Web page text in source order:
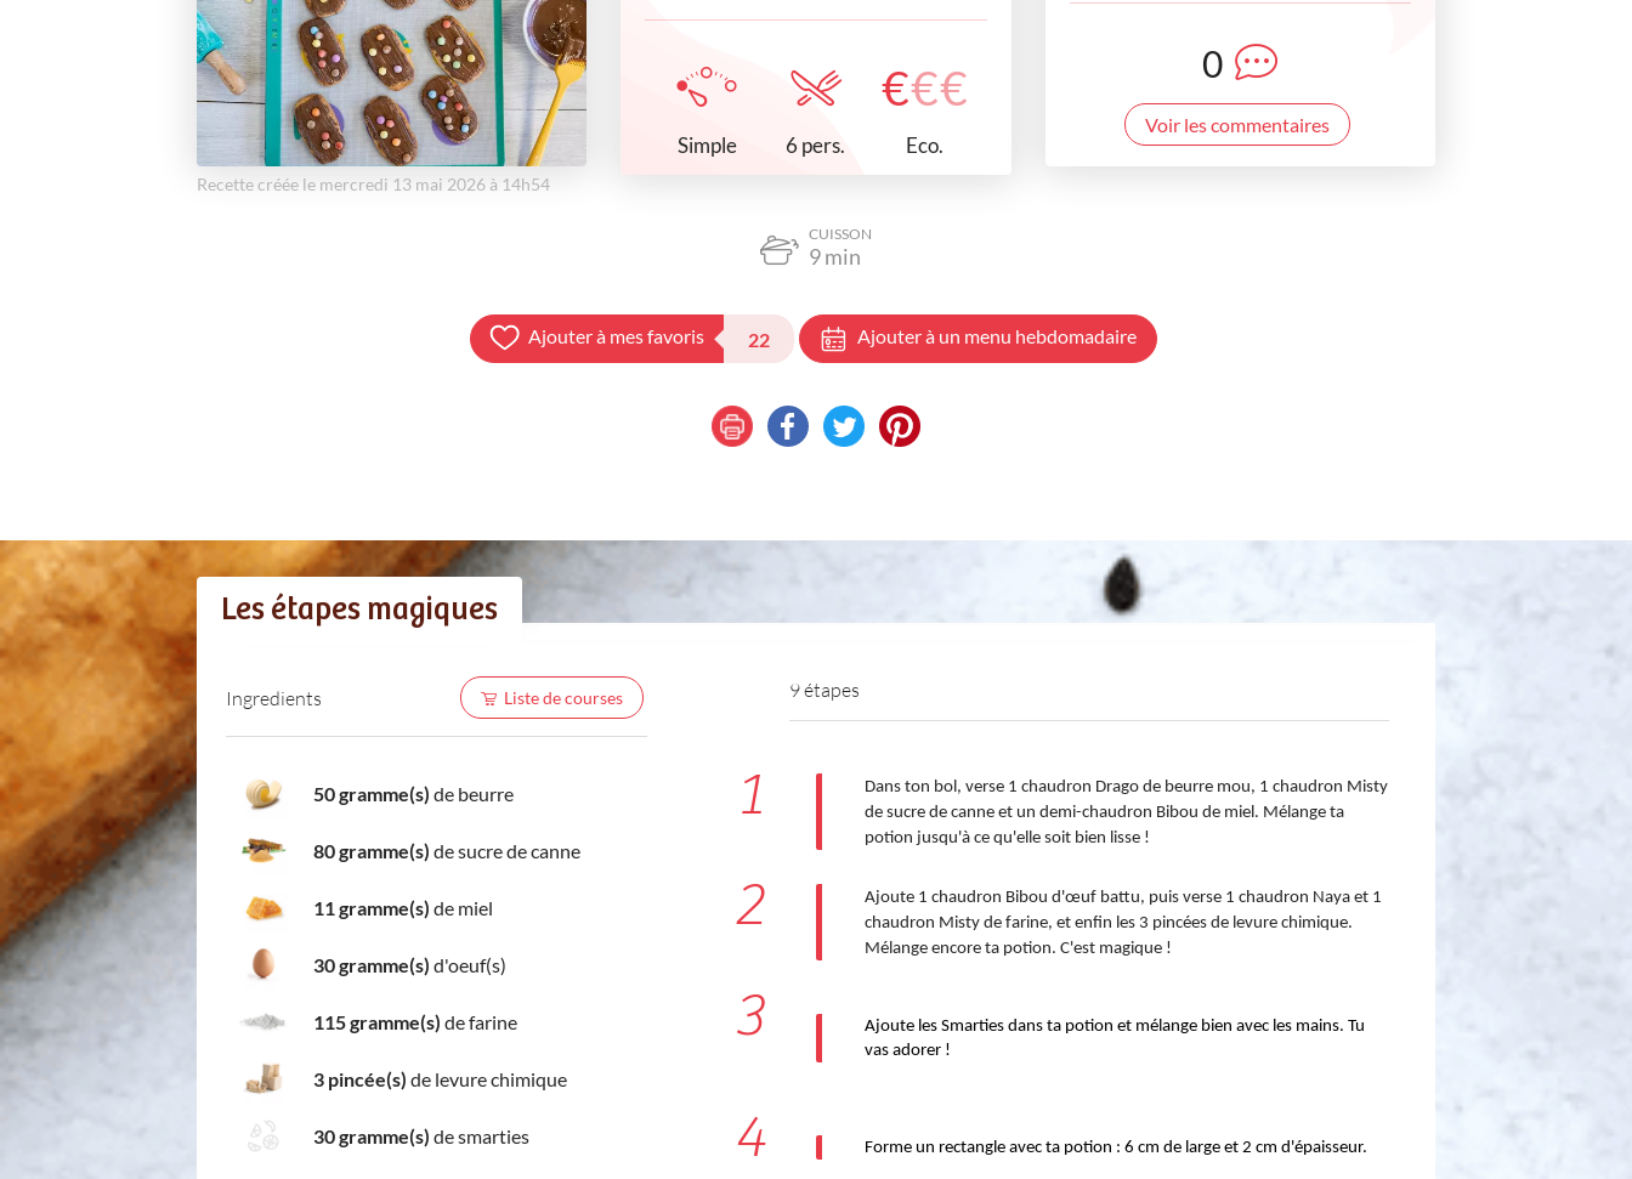
Recette créée le mercredi 13 mai 2026 à 14h54
Simple 6 pers.
€€€
Eco.
0
Voir les commentaires
CUISSON
9min
Ajouter à mes favoris 22 Ajouter à un menu hebdomadaire
Les étapes magiques
Ingredients Liste de courses
50 gramme(s) de beurre
80 gramme(s) de sucre de canne
11 gramme(s) de miel
30 gramme(s) d'oeuf(s)
115 gramme(s) de farine
3 pincée(s) de levure chimique
30 gramme(s) de smarties
9 étapes
1
Dans ton bol, verse 1 chaudron Drago de beurre mou, 1 chaudron Misty
de sucre de canne et un demi-chaudron Bibou de miel. Mélange ta
potion jusqu'à ce qu'elle soit bien lisse !
2
Ajoute 1 chaudron Bibou d'œuf battu, puis verse 1 chaudron Naya et 1
chaudron Misty de farine, et enfin les 3 pincées de levure chimique.
Mélange encore ta potion. C'est magique !
3
Ajoute les Smarties dans ta potion et mélange bien avec les mains. Tu
vas adorer !
4 Forme un rectangle avec ta potion : 6 cm de large et 2 cm d'épaisseur.